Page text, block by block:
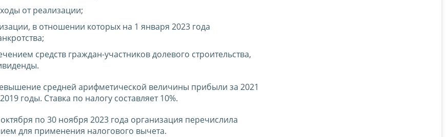
от реализации;
в отношении которых на 1 января 2023 года
средств граждан-участников долевого строительства,
средней арифметической величины прибыли за 2021
годы. Ставка по налогу составляет 10%.
по 30 ноября 2023 года организация перечислила
для применения налогового вычета.